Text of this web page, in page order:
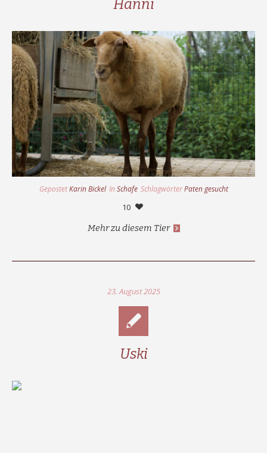
Hanni
GepostetKarin Bickel In Schafe SchlagwörterPaten gesucht
10
Mehr zu diesem Tier
23. August 2025
Uski